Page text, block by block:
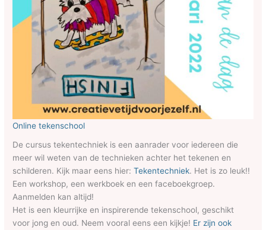
Online tekenschool
De cursus tekentechniek is een aanrader voor iedereen die
meer wil weten van de technieken achter het tekenen en
schilderen. Kijk maar eens hier:Tekentechniek. Het is zo leuk!!
Een workshop, een werkboek en een faceboekgroep.
Aanmelden kan altijd!
Het is een kleurrijke en inspirerende tekenschool, geschikt
voor jong en oud. Neem vooral eens een kijkje! Er zijn ook